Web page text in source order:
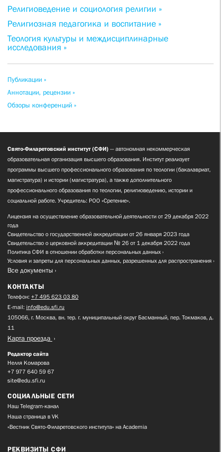
Религиоведение и социология религии »
Религиозная педагогика и воспитание »
Теология культуры и междисциплинарные
исследования »
Публикации »
Аннотации, рецензии »
Обзоры конференций »
Свято-Филаретовский институт (СФИ) — автономная некоммерческая
образовательная организация высшего образования. Институт реализует
программы высшего профессионального образования по теологии (бакалавриат,
магистратура) и истории (магистратура), а также дополнительного
профессионального образования по теологии, религиоведению, истории и
социальной работе. Учредитель: РОО «Сретение».
Лицензия на осуществление образовательной деятельности от 29 декабря 2022
года
Свидетельство о государственной аккредитации от 26 января 2023 года
Свидетельство о церковной аккредитации № 26 от 1 декабря 2022 года
Политика СФИ в отношении обработки персональных данных
Условия и запреты для персональных данных, разрешенных для распространения
Все документы
КОНТАКТЫ
Телефон: +7 495 623 03 80
E-mail: info@edu.sfi.ru
105066, г. Москва, вн. тер. г. муниципальный округ Басманный, пер. Токмаков, д.
11
Карта проезда
Редактор сайта
Нелля Комарова
+7 977 640 59 67
site@edu.sfi.ru
СОЦИАЛЬНЫЕ СЕТИ
Наш Telegram-канал
Наша страница в VK
«Вестник Свято-Филаретовского института» на Academia
РЕКВИЗИТЫ СФИ